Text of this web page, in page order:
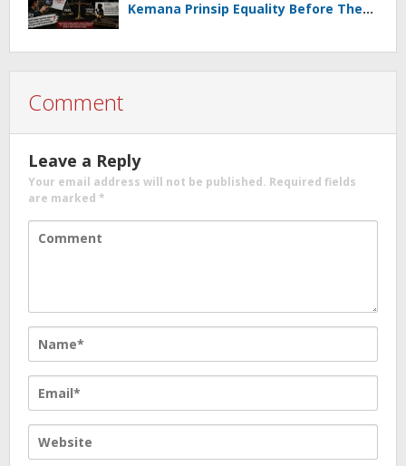
Kemana Prinsip Equality Before The
Comment
Leave a Reply
Your email address will not be published. Required fields
are marked *